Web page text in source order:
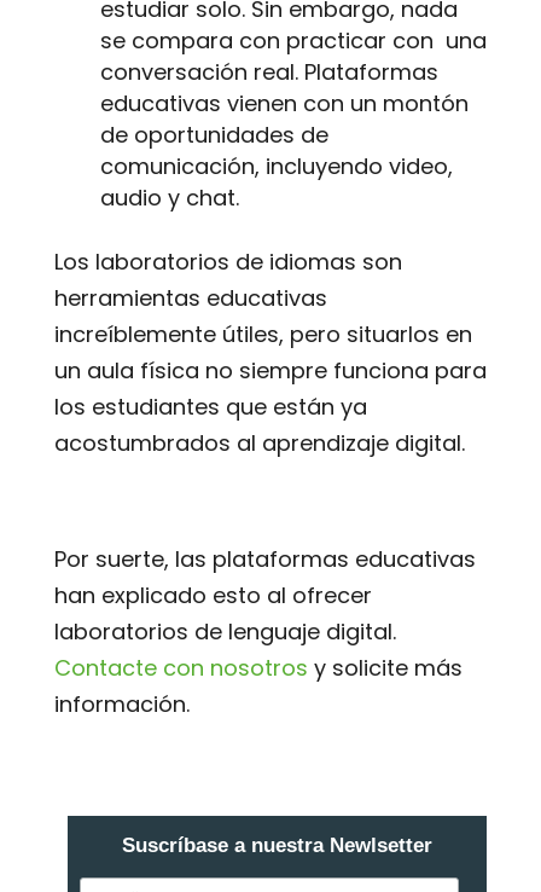
estudiar solo. Sin embargo, nada
se compara con practicar con una
conversación real. Plataformas
educativas vienen con un montón
de oportunidades de
comunicación, incluyendo video,
audio y chat.
Los laboratorios de idiomas son
herramientas educativas
increíblemente útiles, pero situarlos en
un aula física no siempre funciona para
los estudiantes que están ya
acostumbrados al aprendizaje digital.
Por suerte, las plataformas educativas
han explicado esto al ofrecer
laboratorios de lenguaje digital.
Contacte con nosotros y solicite más
información.
Suscríbase a nuestra Newlsetter